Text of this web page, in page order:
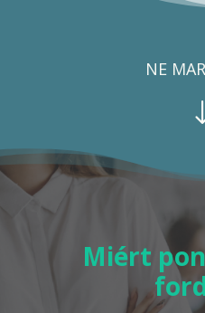
NE
Miért